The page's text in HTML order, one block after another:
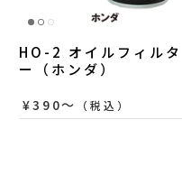
HO-2 オイルフィルタ
ー（ホンダ）
¥390〜 （税込）